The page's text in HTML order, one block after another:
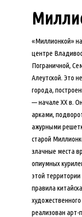
«Миллионкой»
центре
Пограничной,
Алеутской. Это
города,
— начале ХХ в.
арками,
ажурными
старой
злачные места
опиумных
этой
правила
реализован